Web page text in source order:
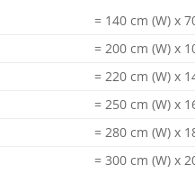
= 140 cm (W) x
= 200 cm (W) x
= 220 cm (W) x
= 250 cm (W) x
= 280 cm (W) x
= 300 cm (W) x